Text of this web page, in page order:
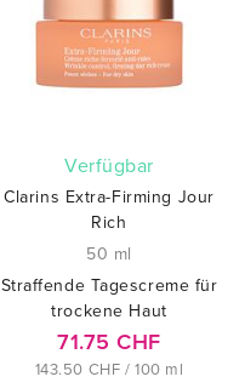
verfügbar
Clarins Extra-Firming Jour
Rich
50 ml
Straffende Tagescreme für
trockene Haut
71.75 CHF
143.50 CHF / 100 ml